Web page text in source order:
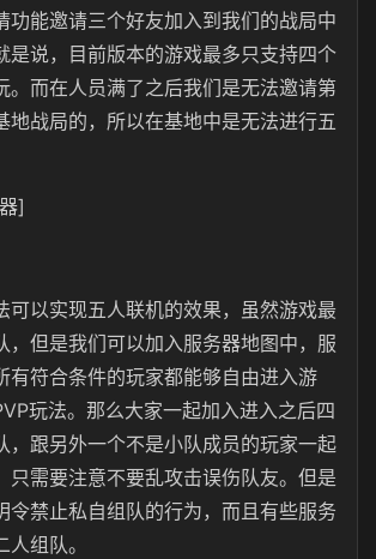
功能邀请三个好友加入到我们的战局中
是说，目前版本的游戏最多只支持四个
。而在人员满了之后我们是无法邀请第
地战局的，所以在基地中是无法进行五
]
可以实现五人联机的效果，虽然游戏最
，但是我们可以加入服务器地图中，服
有符合条件的玩家都能够自由进入游
玩法。那么大家一起加入进入之后四
，跟另外一个不是小队成员的玩家一起
只需要注意不要乱攻击误伤队友。但是
令禁止私自组队的行为，而且有些服务
组队。